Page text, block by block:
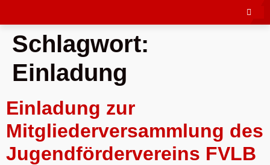
Schlagwort:
Einladung
Einladung zur
Mitgliederversammlung des
Jugendfördervereins FVLB